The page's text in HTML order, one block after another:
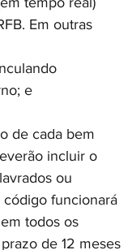
Em outras
e
de cada bem
incluir o
ou
código funcionará
todos os
de 12 meses